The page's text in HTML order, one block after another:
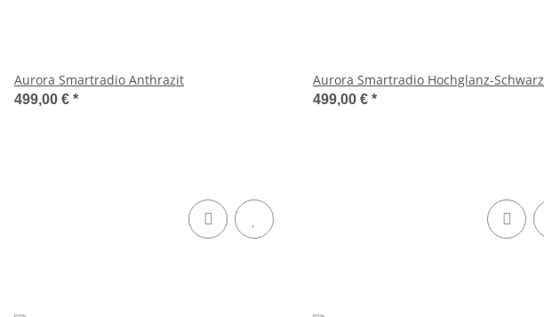
Aurora Smartradio Anthrazit
499,00 € *
Aurora Smartradio Hochglanz-Schwarz
499,00 € *